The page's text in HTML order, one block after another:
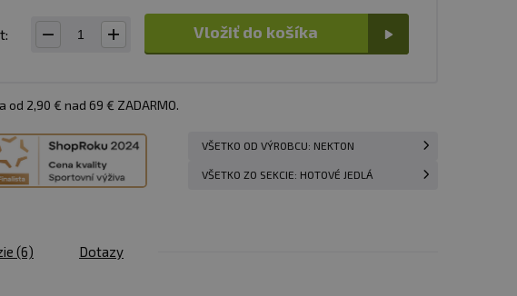
Vložiť do košíka
od 2,90 € nad 69 € ZADARMO.
VŠETKO OD VÝROBCU: NEKTON
VŠETKO ZO SEKCIE: HOTOVÉ JEDLÁ
(6) Dotazy